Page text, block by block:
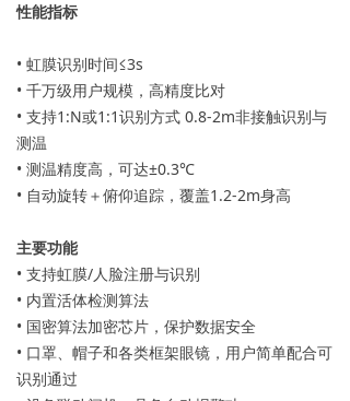
性能指标
• 虹膜识别时间≤3s
• 千万级用户规模，高精度比对
• 支持1:N或1:1识别方式 0.8-2m非接触识别与
测温
• 测温精度高，可达±0.3℃
• 自动旋转＋俯仰追踪，覆盖1.2-2m身高
主要功能
• 支持虹膜/人脸注册与识别
• 内置活体检测算法
• 国密算法加密芯片，保护数据安全
• 口罩、帽子和各类框架眼镜，用户简单配合可
识别通过